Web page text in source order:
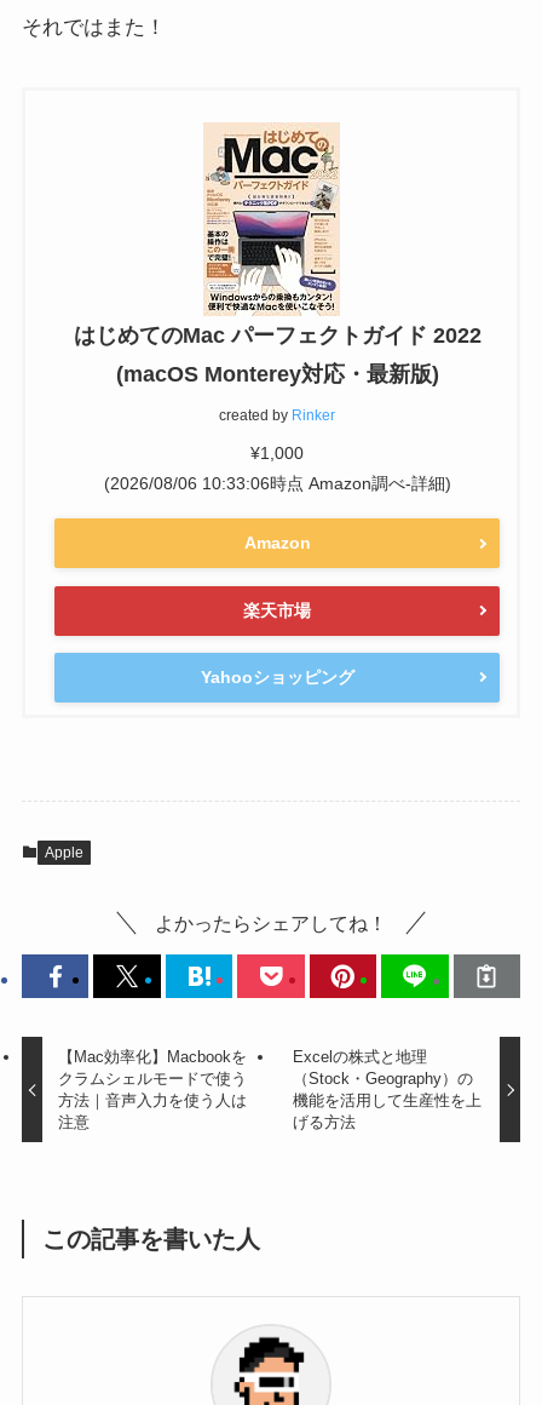
それではまた！
はじめてのMac パーフェクトガイド 2022
(macOS Monterey対応・最新版)
created by Rinker
¥1,000
(2026/08/06 10:33:06時点 Amazon調べ-詳細)
Amazon
楽天市場
Yahooショッピング
Apple
よかったらシェアしてね！
【Mac効率化】Macbookを
クラムシェルモードで使う
方法｜音声入力を使う人は
注意
Excelの株式と地理
（Stock・Geography）の
機能を活用して生産性を上
げる方法
この記事を書いた人